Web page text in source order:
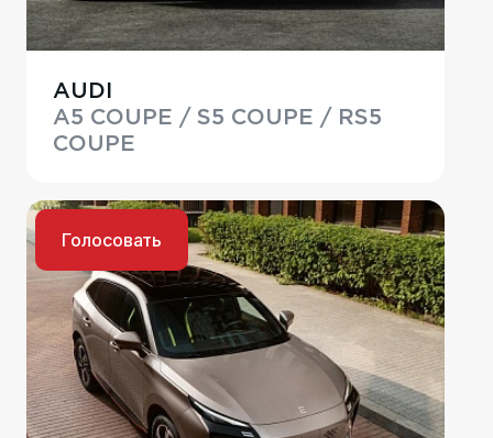
AUDI
A5 COUPE / S5 COUPE / RS5
COUPE
Голосовать